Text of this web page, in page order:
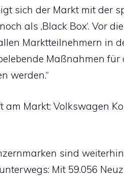
sich der Markt mit der
als ‚Black Box‘. Vor
Marktteilnehmern in
Maßnahmen für
werden.“
am Markt: Volkswagen
sind
Mit 59.056